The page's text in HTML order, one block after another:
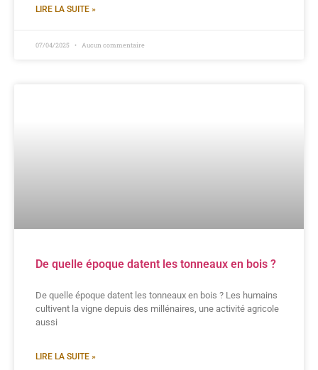
LIRE LA SUITE »
07/04/2025 Aucun commentaire
De quelle époque datent les tonneaux en bois ?
De quelle époque datent les tonneaux en bois ? Les humains
cultivent la vigne depuis des millénaires, une activité agricole
aussi
LIRE LA SUITE »